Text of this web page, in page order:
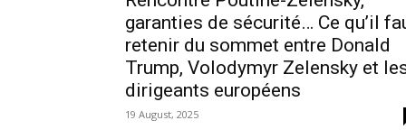
garanties de sécurité… Ce qu’il
retenir du sommet entre Donald
Trump, Volodymyr Zelensky et
dirigeants européens
19 August, 2025